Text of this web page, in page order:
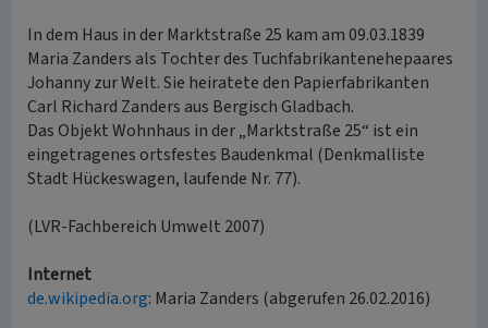
In dem Haus in der Marktstraße 25 kam am 09.03.1839
Maria Zanders als Tochter des Tuchfabrikantenehepaares
Johanny zur Welt. Sie heiratete den Papierfabrikanten
Carl Richard Zanders aus Bergisch Gladbach.
Das Objekt Wohnhaus in der „Marktstraße 25“ ist ein
eingetragenes ortsfestes Baudenkmal (Denkmalliste
Stadt Hückeswagen, laufende Nr. 77).
(LVR-Fachbereich Umwelt 2007)
Internet
de.wikipedia.org: Maria Zanders (abgerufen 26.02.2016)